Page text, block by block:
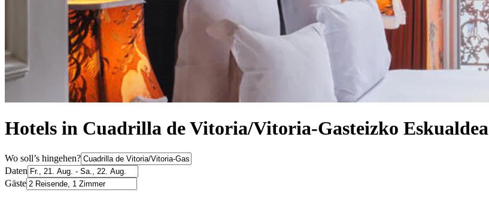
Hotels in Cuadrilla de Vitoria/Vitoria-Gasteizko Eskualdea
Wo soll’s hingehen?
Daten
Gäste